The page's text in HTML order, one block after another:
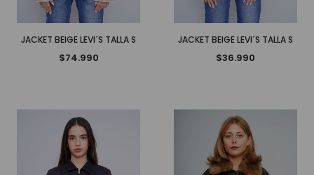
JACKET BEIGE LEVI´S TALLA S
$74.990
JACKET BEIGE LEVI´S TALLA S
$36.990